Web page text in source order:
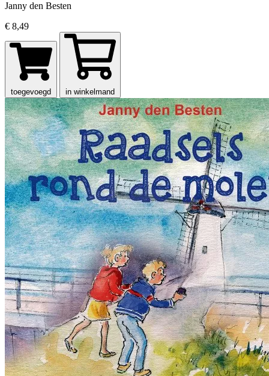
Janny den Besten
€ 8,49
toegevoegd in winkelmand